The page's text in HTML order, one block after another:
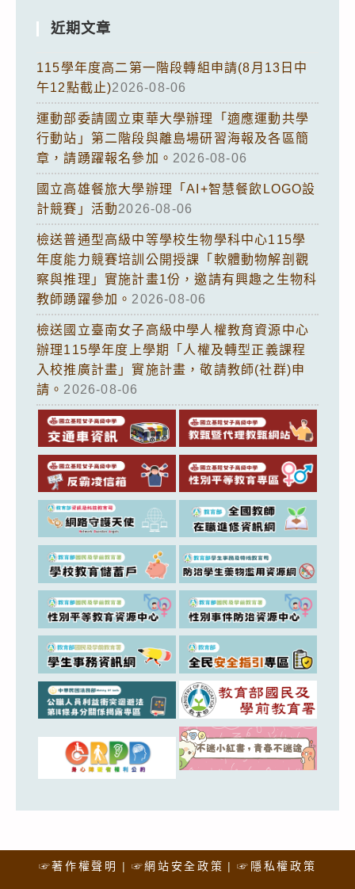
近期文章
115學年度高二第一階段轉組申請(8月13日中
午12點截止)2026-08-06
運動部委請國立東華大學辦理「適應運動共學
行動站」第二階段與離島場研習海報及各區簡
章，請踴躍報名參加。 2026-08-06
國立高雄餐旅大學辦理「AI+智慧餐飲LOGO設
計競賽」活動2026-08-06
檢送普通型高級中等學校生物學科中心115學
年度能力競賽培訓公開授課「軟體動物解剖觀
察與推理」實施計畫1份，邀請有興趣之生物科
教師踴躍參加。 2026-08-06
檢送國立臺南女子高級中學人權教育資源中心
辦理115學年度上學期「人權及轉型正義課程
入校推廣計畫」實施計畫，敬請教師(社群)申
請。 2026-08-06
☞著作權聲明 ☞網站安全政策 ☞隱私權政策